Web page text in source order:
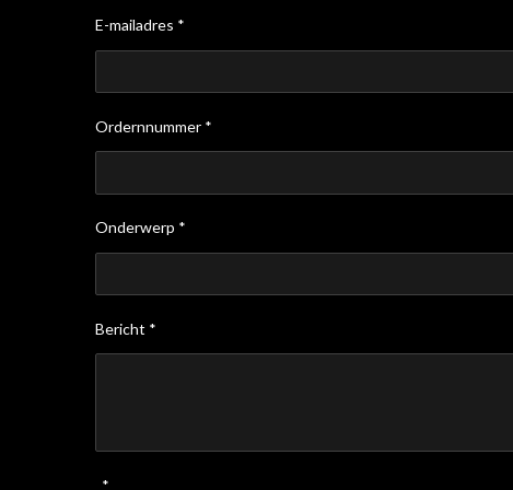
E-mailadres *
Ordernnummer *
Onderwerp *
Bericht *
*